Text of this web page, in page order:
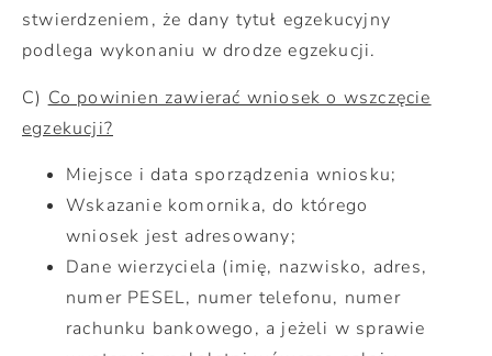
stwierdzeniem, że dany tytuł egzekucyjny
podlega wykonaniu w drodze egzekucji.
C) Co powinien zawierać wniosek o wszczęcie
egzekucji?
Miejsce i data sporządzenia wniosku;
Wskazanie komornika, do którego
wniosek jest adresowany;
Dane wierzyciela (imię, nazwisko, adres,
numer PESEL, numer telefonu, numer
rachunku bankowego, a jeżeli w sprawie